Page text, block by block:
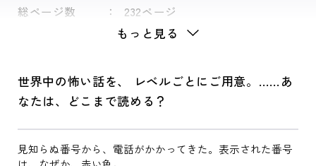
総ページ数 232ページ
もっと見る
世界中の怖い話を、 レベルごとにご用意。……あ
なたは、どこまで読める？
見知らぬ番号から、電話がかかってきた。表示された番号